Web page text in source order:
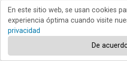
pueden ocultarse en lo más
podrían no ser detectados por
En este sitio web, se usan cookies
experiencia óptima cuando visite
privacidad
De